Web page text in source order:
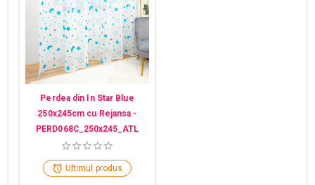
Perdea din In Star Blue
250x245cm cu Rejansa -
PERD068C_250x245_ATL
Ultimul produs